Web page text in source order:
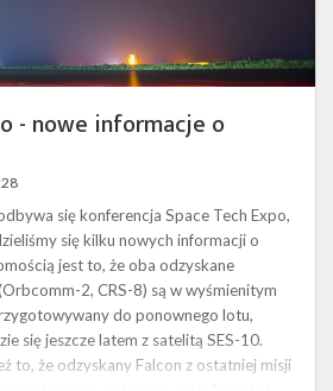
- nowe informacje o
się konferencja Space Tech Expo,
się kilku nowych informacji o
jest to, że oba odzyskane
2, CRS-8) są w wyśmienitym
do ponownego lotu,
się jeszcze latem z satelitą SES-10.
to, że odzyskany Falcon z ostatniej misji